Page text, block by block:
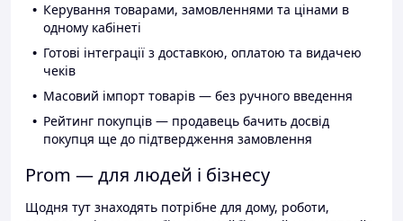
Керування товарами, замовленнями та цінами в
одному кабінеті
Готові інтеграції з доставкою, оплатою та видачею
чеків
Масовий імпорт товарів — без ручного введення
Рейтинг покупців — продавець бачить досвід
покупця ще до підтвердження замовлення
Prom — для людей і бізнесу
Щодня тут знаходять потрібне для дому, роботи,